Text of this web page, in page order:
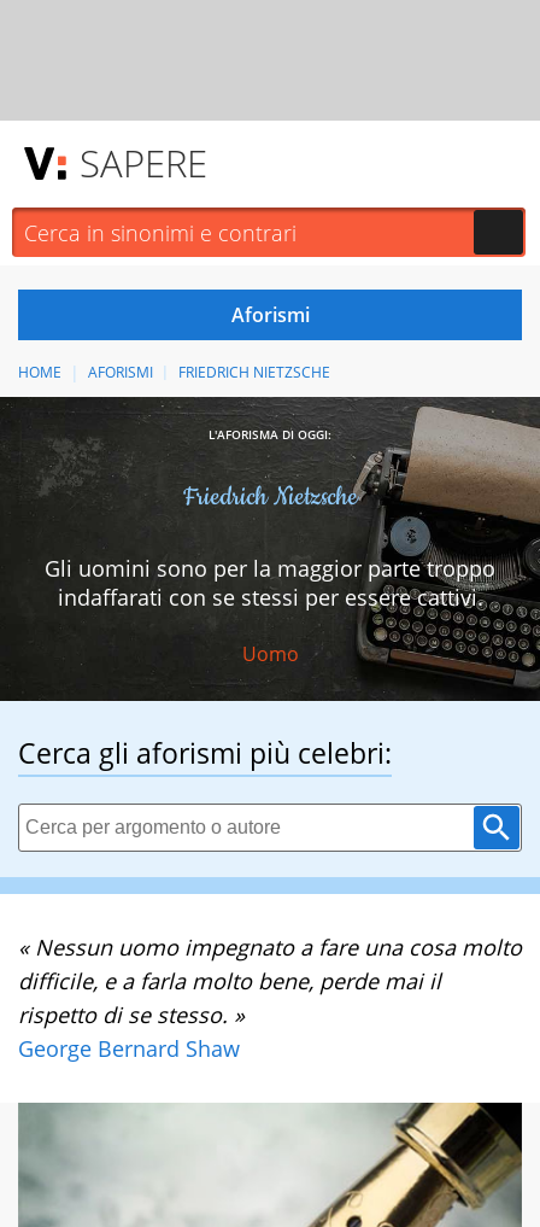
SAPERE
HOME AFORISMI FRIEDRICH NIETZSCHE
L'AFORISMA DI OGGI:
Friedrich Nietzsche
Gli uomini sono per la maggior parte troppo
indaffarati con se stessi per essere cattivi.
Uomo
Cerca gli aforismi più celebri:
« Nessun uomo impegnato a fare una cosa molto
difficile, e a farla molto bene, perde mai il
rispetto di se stesso. »
George Bernard Shaw